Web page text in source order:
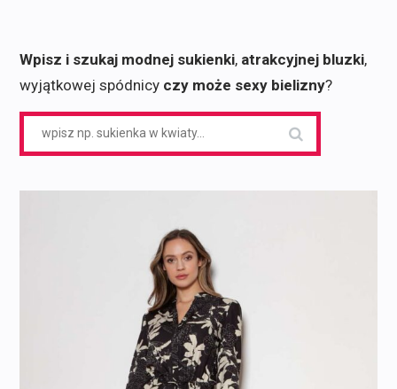
Wpisz i szukaj modnej sukienki, atrakcyjnej bluzki,
wyjątkowej spódnicy czy może sexy bielizny?